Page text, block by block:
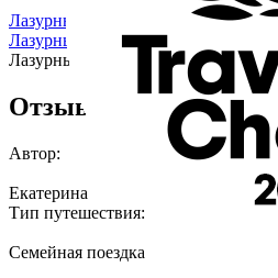
Лазурный Коктебель
О гостевом
Лазурный Коктебель/
Лазурный
Отзыв Екатерины -
Автор:
Екатерина
Тип путешествия:
Семейная поездка